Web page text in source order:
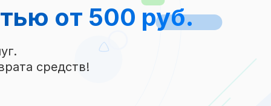
от 500 руб.
средств!